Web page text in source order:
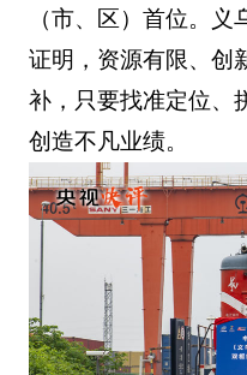
（市、区）首位。
证明，资源有限、创
补，只要找准定位、
创造不凡业绩。